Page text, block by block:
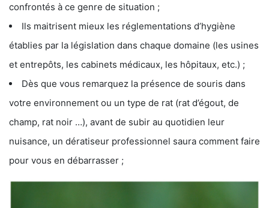
confrontés à ce genre de situation ;
Ils maitrisent mieux les réglementations d’hygiène
établies par la législation dans chaque domaine (les usines
et entrepôts, les cabinets médicaux, les hôpitaux, etc.) ;
Dès que vous remarquez la présence de souris dans
votre environnement ou un type de rat (rat d’égout, de
champ, rat noir …), avant de subir au quotidien leur
nuisance, un dératiseur professionnel saura comment faire
pour vous en débarrasser ;